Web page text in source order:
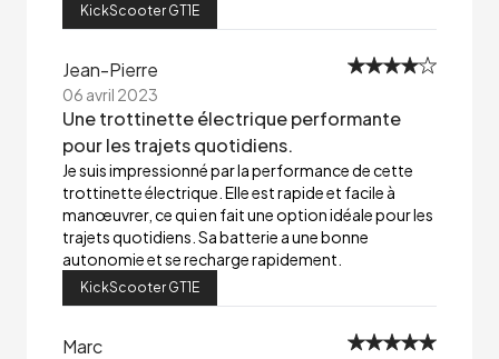
KickScooter GT1E
Jean-Pierre
06 avril 2023
Une trottinette électrique performante
pour les trajets quotidiens.
Je suis impressionné par la performance de cette
trottinette électrique. Elle est rapide et facile à
manœuvrer, ce qui en fait une option idéale pour les
trajets quotidiens. Sa batterie a une bonne
autonomie et se recharge rapidement.
KickScooter GT1E
Marc